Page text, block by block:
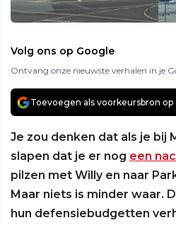
Volg ons op Google
Ontvang onze nieuwste verhalen in je
Toevoegen als voorkeursbron op
Je zou denken dat als je bij
slapen dat je er nog een
pilzen met Willy en naar
Maar niets is minder waar.
hun defensiebudgetten